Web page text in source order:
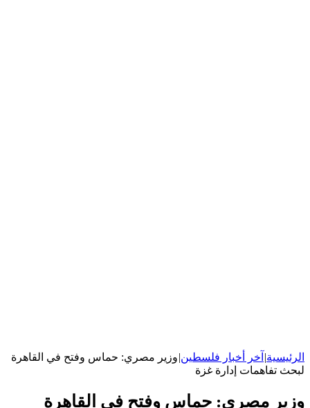
الرئيسية| آخر أخبار فلسطين|وزير مصري: حماس وفتح في القاهرة
لبحث تفاهمات إدارة غزة
وزير مصري: حماس وفتح في القاهرة